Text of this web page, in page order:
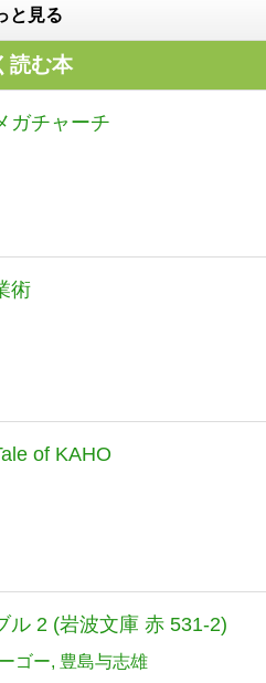
と見る
読む本
ガチャーチ
術
of KAHO
ル 2 (岩波文庫 赤 531-2)
ゴー 豊島与志雄